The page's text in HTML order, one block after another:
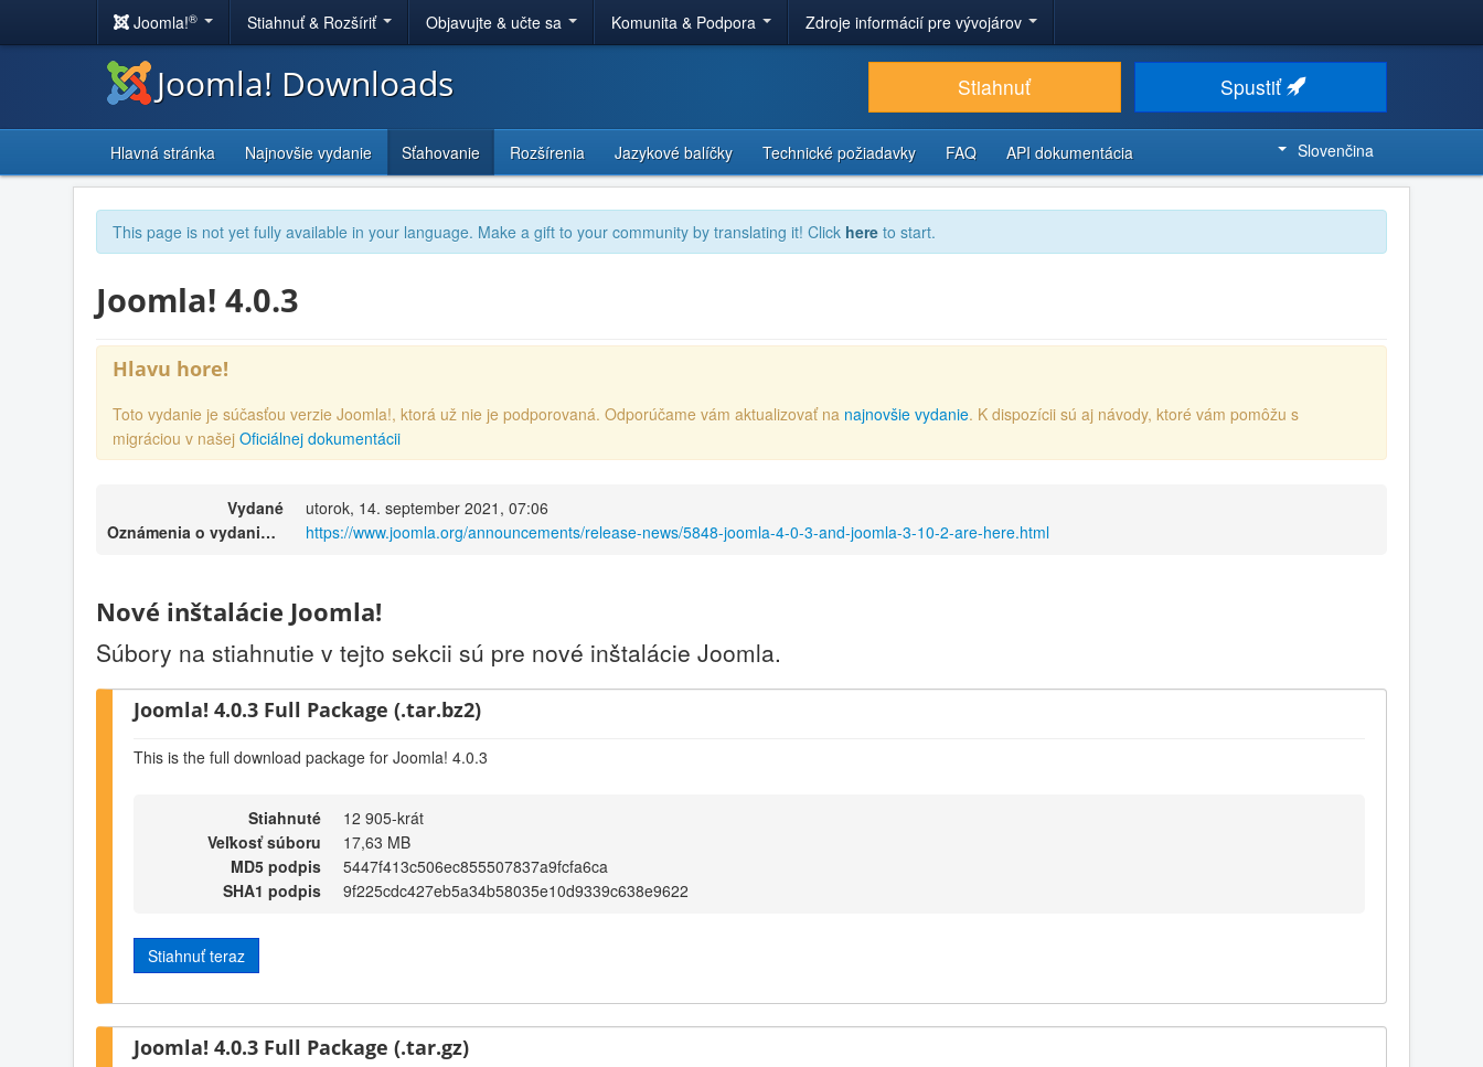
Joomla!® Stiahnuť & Rozšíriť Objavujte & učte sa Komunita & Podpora Zdroje informácií pre vývojárov
Joomla! Downloads Stiahnuť Spustiť
Hlavná stránka Najnovšie vydanie Sťahovanie Rozšírenia Jazykové balíčky Technické požiadavky FAQ API dokumentácia Slovenčina
This page is not yet fully available in your language. Make a gift to your community by translating it! Click here to start.
Joomla! 4.0.3
Hlavu hore!
Toto vydanie je súčasťou verzie Joomla!, ktorá už nie je podporovaná. Odporúčame vám aktualizovať na najnovšie vydanie. K dispozícii sú aj návody, ktoré vám pomôžu s
migráciou v našej Oficiálnej dokumentácii
Vydané
utorok, 14. september 2021, 07:06
Oznámenia o vydaniach
https://www.joomla.org/announcements/release-news/5848-joomla-4-0-3-and-joomla-3-10-2-are-here.html
Nové inštalácie Joomla!
Súbory na stiahnutie v tejto sekcii sú pre nové inštalácie Joomla.
Joomla! 4.0.3 Full Package (.tar.bz2)
This is the full download package for Joomla! 4.0.3
Stiahnuté
12 905-krát
Veľkosť súboru
17,63 MB
MD5 podpis
5447f413c506ec855507837a9fcfa6ca
SHA1 podpis
9f225cdc427eb5a34b58035e10d9339c638e9622
Stiahnuť teraz
Joomla! 4.0.3 Full Package (.tar.gz)